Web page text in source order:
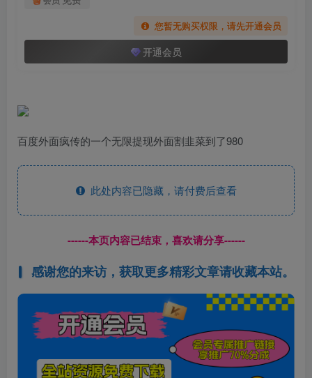
您暂无购买权限，请先开通会员
开通会员
百度外面疯传的一个无限提现外面割韭菜到了980
此处内容已隐藏，请付费后查看
------本页内容已结束，喜欢请分享------
感谢您的来访，获取更多精彩文章请收藏本站。